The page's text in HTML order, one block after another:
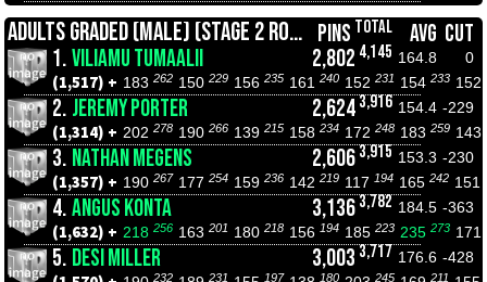
ADULTS GRADED (MALE) (STAGE 2 ROLL OFFS) PINS TOTAL AVG CUT
1.VILIAMU TUMAALII 2,802 4,145 164.8 0
(1,517) + 183 262 150 229 156 235 161 240 152 231 154 233 152
2. JEREMY PORTER 2,6243,916 154.4 -229
(1,314) + 202 278 190 266 139 215 158 234 172 248 183 259 143
3. NATHAN MEGENS 2,6063,915 153.3 -230
(1,357) + 190 267 177 254 159 236 142 219 117 194 165 242 151
4.ANGUS KONTA 3,1363,782 184.5 -363
(1,632) + 218 256 163 201 180 218 156 194 185 223 235 273 171
5. DESI MILLER 3,003 3,717 176.6 -428
232 231 197 180 245 211